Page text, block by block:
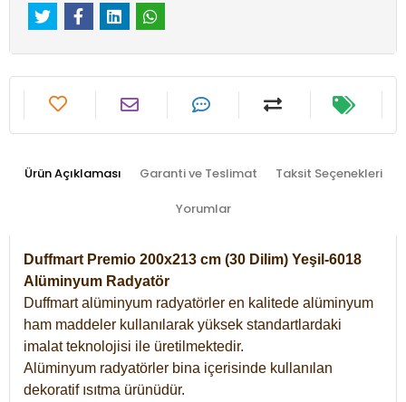
Ürün Açıklaması Garanti ve Teslimat Taksit Seçenekleri
Yorumlar
Duffmart Premio 200x213 cm (30 Dilim) Yeşil-6018
Alüminyum Radyatör
Duffmart alüminyum radyatörler en kalitede alüminyum
ham maddeler kullanılarak yüksek standartlardaki
imalat teknolojisi ile üretilmektedir.
Alüminyum radyatörler bina içerisinde kullanılan
dekoratif ısıtma ürünüdür.